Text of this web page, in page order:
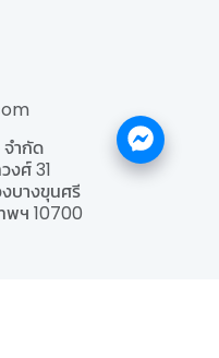
ำกัด
ศ์ 31
บางขุนศรี
พฯ 10700